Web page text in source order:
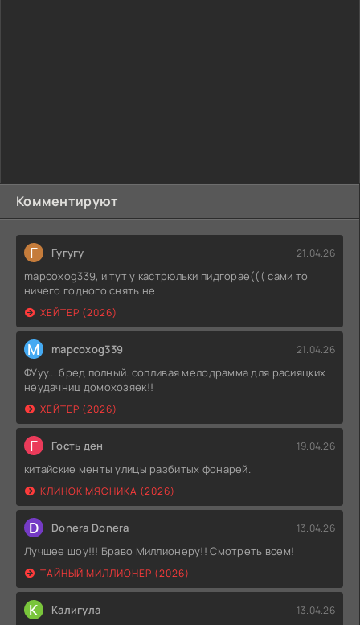
Комментируют
Г Гугугу 21.04.26
mapcoxog339, и тут у кастрюльки пидгорае((( сами то
ничего годного снять не
ХЕЙТЕР (2026)
M mapcoxog339 21.04.26
ФУуу... бред полный. сопливая мелодрамма для расияцких
неудачниц домохозяек!!
ХЕЙТЕР (2026)
Г Гость ден 19.04.26
китайские менты улицы разбитых фонарей.
КЛИНОК МЯСНИКА (2026)
D Donera Donera 13.04.26
Лучшее шоу!!! Браво Миллионеру!! Смотреть всем!
ТАЙНЫЙ МИЛЛИОНЕР (2026)
К Калигула 13.04.26